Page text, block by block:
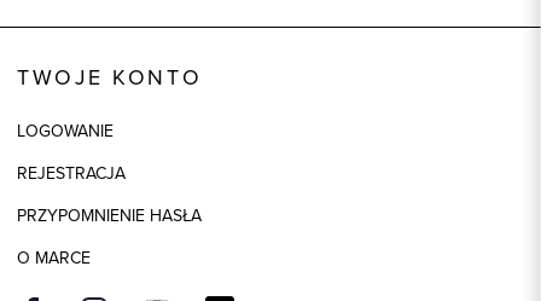
Model
TWOJE KONTO
LOGOWANIE
REJESTRACJA
PRZYPOMNIENIE HASŁA
O MARCE